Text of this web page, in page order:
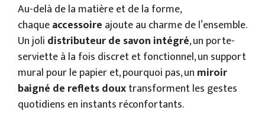
Au-delà de la matière et de la forme,
chaqueaccessoire ajoute au charme de l’ensemble.
Un joli distributeur de savon intégré, un porte-
serviette à la fois discret et fonctionnel, un support
mural pour le papier et, pourquoi pas, un miroir
baigné de reflets douxtransforment les gestes
quotidiens en instants réconfortants.